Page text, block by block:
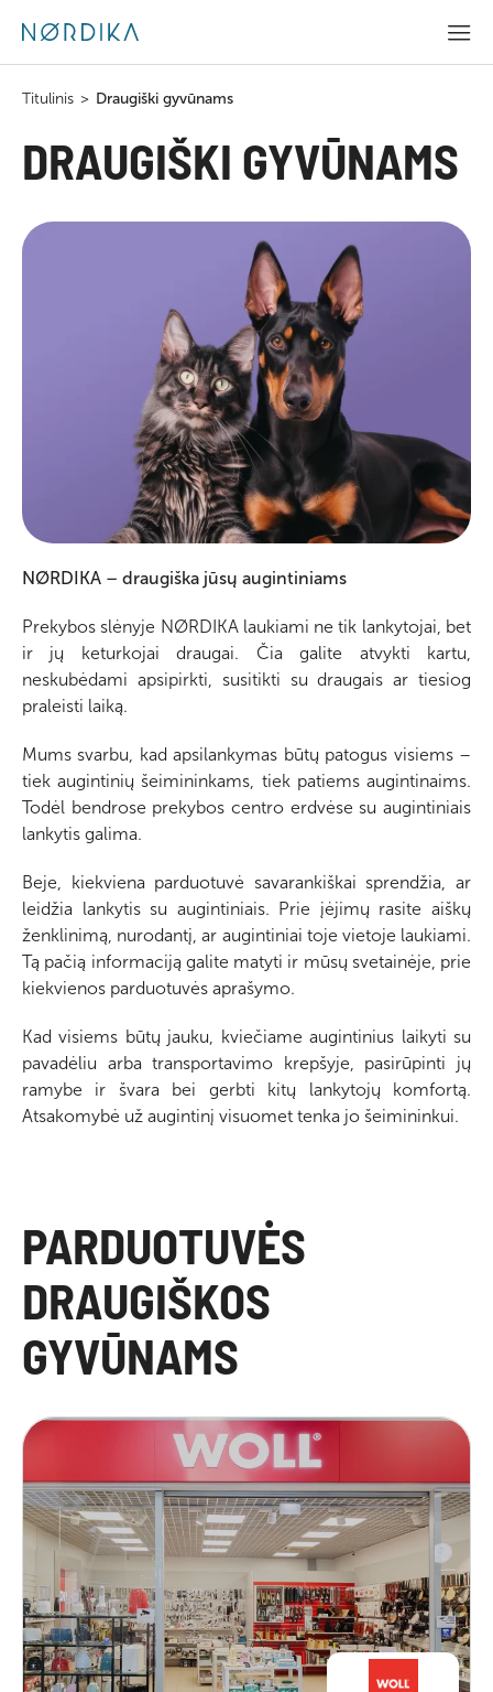
Titulinis > Draugiški gyvūnams
DRAUGIŠKI GYVŪNAMS
NØRDIKA – draugiška jūsų augintiniams
Prekybos slėnyje NØRDIKA laukiami ne tik lankytojai, bet
ir jų keturkojai draugai. Čia galite atvykti kartu,
neskubėdami apsipirkti, susitikti su draugais ar tiesiog
praleisti laiką.
Mums svarbu, kad apsilankymas būtų patogus visiems –
tiek augintinių šeimininkams, tiek patiems augintinaims.
Todėl bendrose prekybos centro erdvėse su augintiniais
lankytis galima.
Beje, kiekviena parduotuvė savarankiškai sprendžia, ar
leidžia lankytis su augintiniais. Prie įėjimų rasite aiškų
ženklinimą, nurodantį, ar augintiniai toje vietoje laukiami.
Tą pačią informaciją galite matyti ir mūsų svetainėje, prie
kiekvienos parduotuvės aprašymo.
Kad visiems būtų jauku, kviečiame augintinius laikyti su
pavadėliu arba transportavimo krepšyje, pasirūpinti jų
ramybe ir švara bei gerbti kitų lankytojų komfortą.
Atsakomybė už augintinį visuomet tenka jo šeimininkui.
PARDUOTUVĖS
DRAUGIŠKOS
GYVŪNAMS